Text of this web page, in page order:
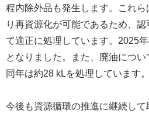
程内除外品も発生します。これ
り再資源化が可能であるため、
て適正に処理しています。2025
となりました。また、廃油につい
同年は約28 kLを処理しています。
今後も資源循環の推進に継続して